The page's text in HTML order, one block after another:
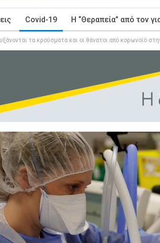
Covid-19 Η “Θεραπεία” από τον
τα κρούσματα και οι θάνατοι από κορωνοϊό